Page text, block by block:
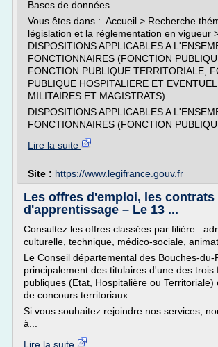
Bases de données
Vous êtes dans : Accueil > Recherche
législation et la réglementation en vigueur
DISPOSITIONS APPLICABLES A
FONCTIONNAIRES (FONCTION
FONCTION PUBLIQUE TERRITORIALE,
PUBLIQUE HOSPITALIERE ET
MILITAIRES ET MAGISTRATS)
DISPOSITIONS APPLICABLES A
FONCTIONNAIRES (FONCTION
Lire la suite
Site : https://www.legifrance.gouv.fr
Les offres d'emploi, les contrats
d'apprentissage – Le 13 ...
Consultez les offres classées par filière :
culturelle, technique, médico-sociale,
Le Conseil départemental des Bouches-
principalement des titulaires d'une des trois
publiques (Etat, Hospitalière ou Territoriale)
de concours territoriaux.
Si vous souhaitez rejoindre nos services,
à...
Lire la suite